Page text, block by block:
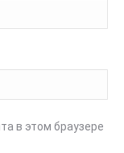
в этом браузере